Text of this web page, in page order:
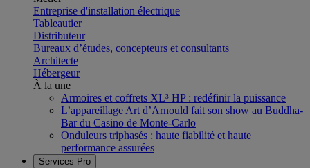
Entreprise d'installation électrique
Tableautier
Distributeur
Bureaux d’études, concepteurs et consultants
Architecte
Hébergeur
À la une
Armoires et coffrets XL³ HP : redéfinir la puissance
L’appareillage Art d’Arnould fait son show au Buddha-
Bar du Casino de Monte-Carlo
Onduleurs triphasés : haute fiabilité et haute
performance assurées
Services Pro